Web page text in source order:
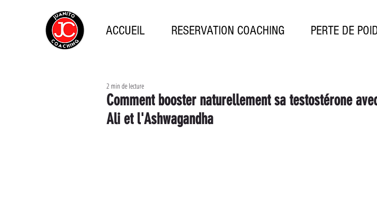
ACCUEIL RESERVATION COACHING PERTE DE
Comment booster naturellement sa testostérone
Ali et l'Ashwagandha
2 min de lecture